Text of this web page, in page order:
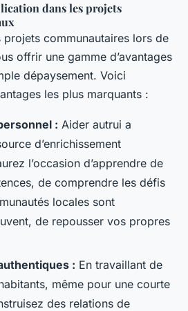
dans les projets
projets communautaires lors de
offrir une gamme d’avantages
dépaysement. Voici
les plus marquants :
: Aider autrui a
d’enrichissement
l’occasion d’apprendre de
de comprendre les défis
locales sont
de repousser vos propres
: En travaillant de
même pour une courte
des relations de